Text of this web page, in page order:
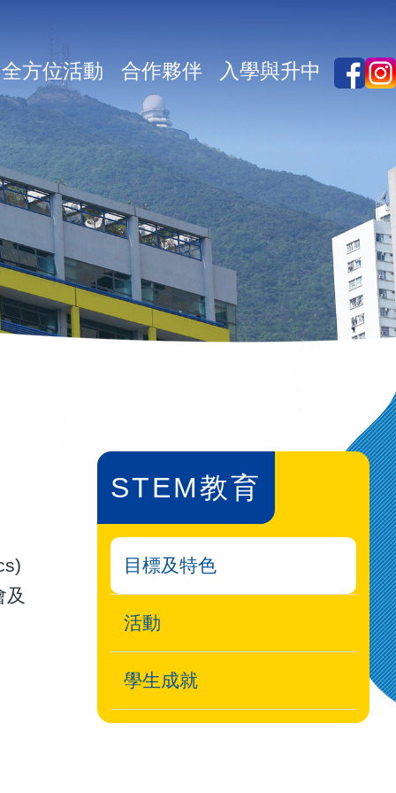
全方位活動 合作夥伴 入學與升中
STEM教育
目標及特色
活動
學生成就